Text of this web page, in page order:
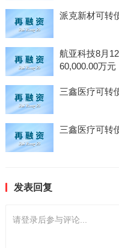
派克新材可转
航亚科技8月
60,000.00万元
三鑫医疗可转
三鑫医疗可转
发表回复
请登录后参与评论...